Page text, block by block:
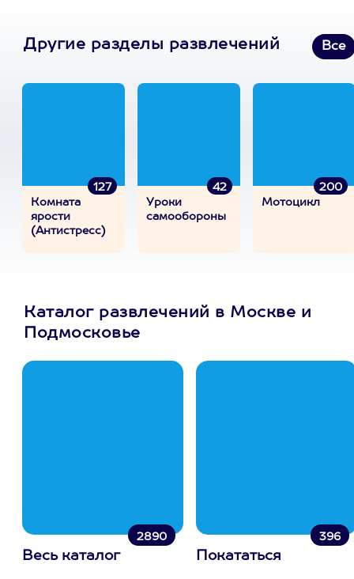
Другие разделы развлечений Все
127
Комната
ярости
(Антистресс)
42
Уроки
самообороны
200
Мотоцикл
Каталог развлечений в Москве и
Подмосковье
2890
Весь каталог
396
Покататься